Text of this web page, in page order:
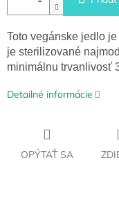
Toto vegánske jedlo
je sterilizované
minimálnu trvanlivosť
Detailné informácie
OPÝTAŤ SA